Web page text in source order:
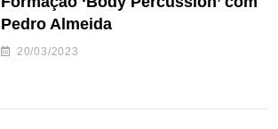
Pedro Almeida
20/03/2023